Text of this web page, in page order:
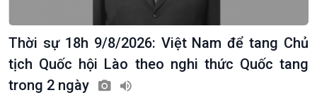
Thời sự 18h 9/8/2026: Việt Nam để tang Chủ
tịch Quốc hội Lào theo nghi thức Quốc tang
trong 2 ngày